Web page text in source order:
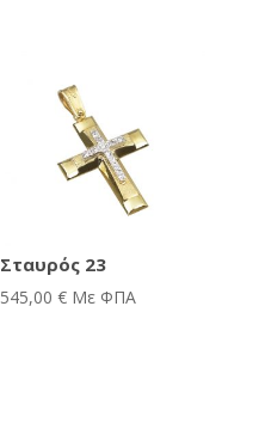
Σταυρός 23
545,00€ Με ΦΠΑ